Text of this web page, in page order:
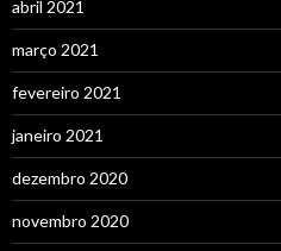
abril 2021
março 2021
fevereiro 2021
janeiro 2021
dezembro 2020
novembro 2020